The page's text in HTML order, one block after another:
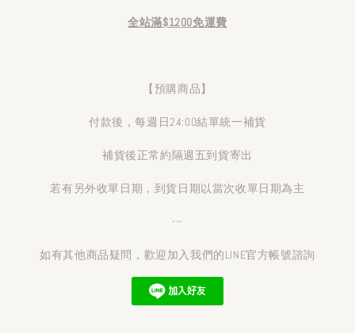
全站滿$1200免運費
【預購商品】
付款後，每週日24:00結單統一補貨
補貨後正常約隔週五到貨寄出
若有另外收單日期，到貨日期以當次收單日期為主
---
如有其他商品疑問，歡迎加入我們的LINE官方帳號諮詢